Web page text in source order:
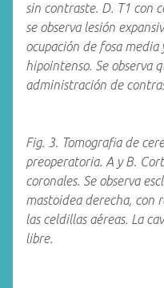
sin contraste. D. T1 con
se observa lesión
ocupación de fosa
hipointenso. Se observa
administración de
Fig. 3. Tomografia de
preoperatoria. A y B.
coronales. Se observa
mastoidea derecha, con
las celdillas aéreas. La
libre.